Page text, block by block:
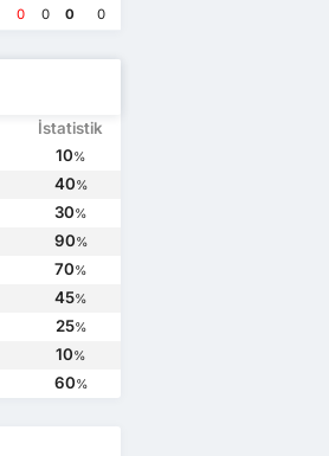
0 0 0 0
İstatistik
10%
40%
30%
90%
70%
45%
25%
10%
60%